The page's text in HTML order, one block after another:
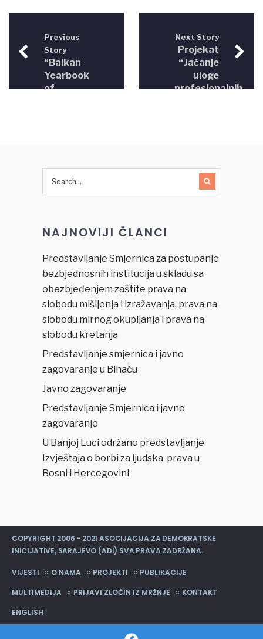
Previous
Story
“Balkan
Yearbook
of
Next Story
Projekat
“Jačanje
uloge
profesionalnih
(JUP BiH)
NAJNOVIJI ČLANCI
Predstavljanje Smjernica za postupanje
bezbjednosnih institucija u skladu sa
obezbjeđenjem zaštite prava na
slobodu mišljenja i izražavanja, prava na
slobodu mirnog okupljanja i prava na
slobodu kretanja
Predstavljanje smjernica i javno
zagovaranje u Bihaću
Javno zagovaranje
Predstavljanje Smjernica i javno
zagovaranje
U Banjoj Luci održano predstavljanje
Izvještaja o borbi za ljudska prava u
Bosni i Hercegovini
COPYRIGHT 2006 - 2021 ASOCIJACIJA ZA DEMOKRATSKE
INICIJATIVE, SARAJEVO (ADI) SVA PRAVA ZADRŽANA.
VIJESTI O NAMA PROJEKTI
PUBLIKACIJE
MULTIMEDIJA
PRIJAVI ZLOČIN IZ MRŽNJE
KONTAKT
ENGLISH